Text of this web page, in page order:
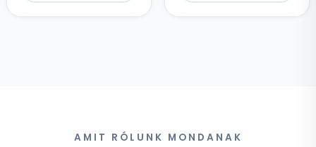
AMIT RÓLUNK MONDANAK